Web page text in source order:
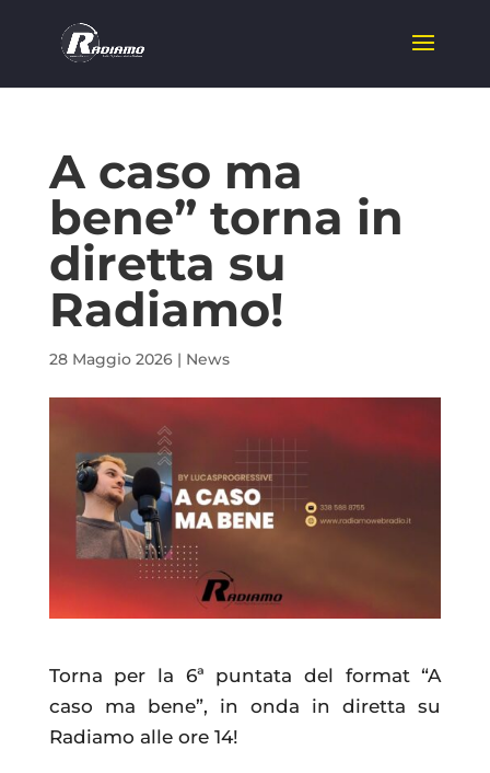
A caso ma
bene” torna in
diretta su
Radiamo!
28 Maggio 2026| News
Torna per la 6ª puntata del format “A
caso ma bene”, in onda in diretta su
Radiamo alle ore 14!